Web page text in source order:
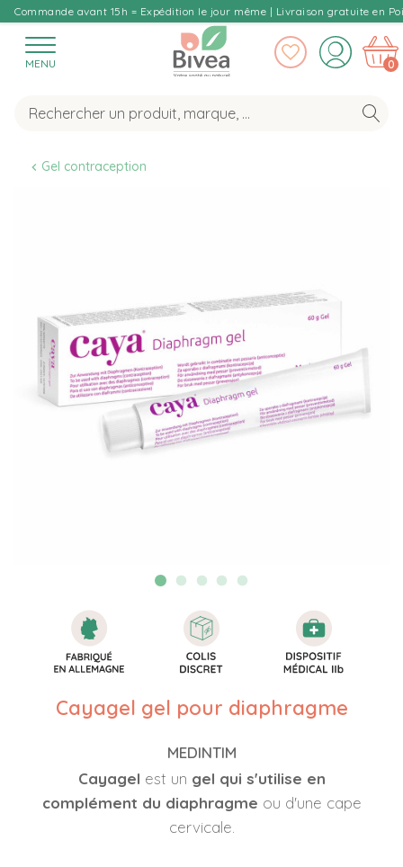
Commande avant 15h = Expédition le jour même | Livraison gratuite en
MENU 0
Gel contraception
Cayagel gel pour diaphragme
MEDINTIM
Cayagel est un gel qui s'utilise en
complément du diaphragme ou d'une cape
cervicale.